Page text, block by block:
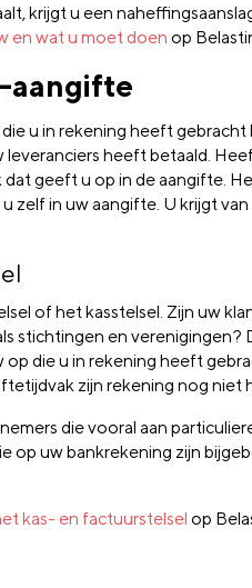
krijgt u een
en wat u moet doen op
aangifte
u in rekening heeft gebracht
leveranciers heeft betaald.
dat geeft u op in de aangifte.
zelf in uw aangifte. U krijgt
of het kasstelsel. Zijn uw
stichtingen en verenigingen?
die u in rekening heeft
zijn rekening nog niet
die vooral aan
op uw bankrekening zijn
kas- en factuurstelsel op